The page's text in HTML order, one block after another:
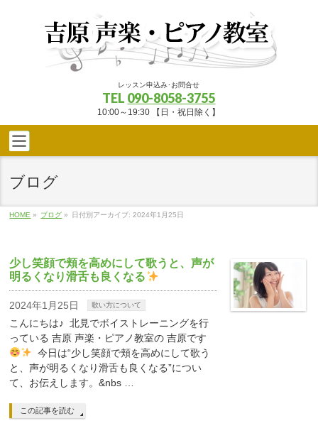
レッスン申込み･お問合せ
TEL 090-8058-3755
10:00～19:30 【日・祝日除く】
ブログ
HOME » ブログ » 日付別アーカイブ: 2024年1月25日
少し笑顔で頬を高めにして歌うと、声が
明るくなり滑舌も良くなる
2024年1月25日 歌い方について
こんにちは♪ 北見でボイストレーニングを行
っている 吉原 声楽・ピアノ教室の 吉原です
今日は“少し笑顔で頬を高めにして歌う
と、声が明るくなり滑舌も良くなる”につい
て、お伝えします。&nbs …
この記事を読む